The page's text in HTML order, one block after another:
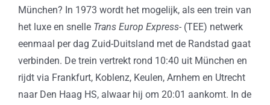
München? In 1973 wordt het mogelijk, als een trein van
het luxe en snelle Trans Europ Express- (TEE) netwerk
eenmaal per dag Zuid-Duitsland met de Randstad gaat
verbinden. De trein vertrekt rond 10:40 uit München en
rijdt via Frankfurt, Koblenz, Keulen, Arnhem en Utrecht
naar Den Haag HS, alwaar hij om 20:01 aankomt. In de